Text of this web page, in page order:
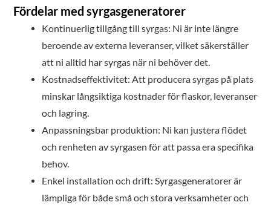
Fördelar med syrgasgeneratorer
Kontinuerlig tillgång till syrgas: Ni är inte längre
beroende av externa leveranser, vilket säkerställer
att ni alltid har syrgas när ni behöver det.
Kostnadseffektivitet: Att producera syrgas på plats
minskar långsiktiga kostnader för flaskor, leveranser
och lagring.
Anpassningsbar produktion: Ni kan justera flödet
och renheten av syrgasen för att passa era specifika
behov.
Enkel installation och drift: Syrgasgeneratorer är
lämpliga för både små och stora verksamheter och